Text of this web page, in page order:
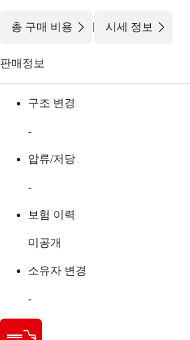
총 구매 비용 | 시세 정보
판매정보
구조 변경
-
압류/저당
-
보험 이력
미공개
소유자 변경
-